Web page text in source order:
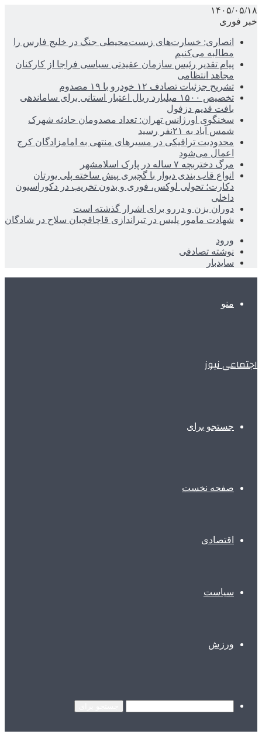
۱۴۰۵/۰۵/۱۸
خبر فوری
انصاری: خسارت‌های زیست‌محیطی جنگ در خلیج فارس را
مطالبه‌ می‌کنیم
پیام تقدیر رئیس سازمان عقیدتی سیاسی فراجا از کارکنان
مجاهد انتظامی
تشریح جزئیات تصادف ۱۲ خودرو با ۱۹ مصدوم
تخصیص ۱۵۰۰ میلیارد ریال اعتبار استانی برای ساماندهی
بافت قدیم دزفول
سخنگوی اورژانس تهران: تعداد مصدومان حادثه شهرک
شمس آباد به ۲۱نفر رسید
محدودیت ترافیکی در مسیرهای منتهی به امامزادگان کرج
اعمال می‌شود
مرگ دختربچه ۷ ساله در پارک اسلامشهر
انواع قاب بندی دیوار با گچبری پیش ساخته پلی یورتان
دکارت؛ تحولی لوکس، فوری و بدون تخریب در دکوراسیون
داخلی
دوران بزن و دررو برای اشرار گذشته است
شهادت مامور پلیس در تیراندازی قاچاقچیان سلاح در شادگان
ورود
نوشته تصادفی
سایدبار
منو
اجتماعی نیوز
جستجو برای
صفحه نخست
اقتصادی
سیاست
ورزش